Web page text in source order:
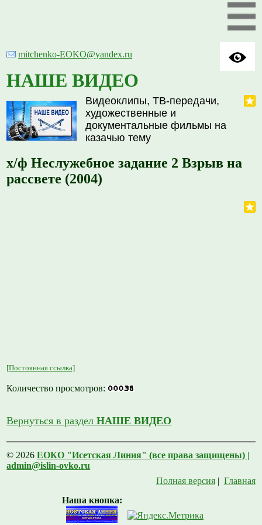
mitchenko-EOKO@yandex.ru
НАШЕ ВИДЕО
Видеоклипы, ТВ-передачи,
художественные и
документальные фильмы на
казачью тему
х/ф Неслужебное задание 2 Взрыв на
рассвете (2004)
[Постоянная ссылка]
Количество просмотров:
Вернуться в разделНАШЕ ВИДЕО
© 2026ЕОКО "Исетская Линия" (все права защищены) |
admin@islin-ovko.ru
Полная версия| Главная
Наша кнопка: